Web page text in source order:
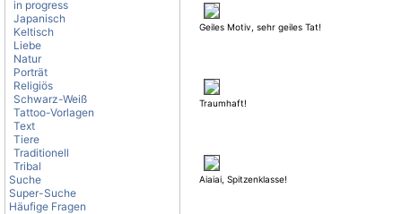
in progress
Japanisch
Keltisch
Liebe
Natur
Porträt
Religiös
Schwarz-Weiß
Tattoo-Vorlagen
Text
Tiere
Traditionell
Tribal
Suche
Super-Suche
Häufige Fragen
Geiles Motiv, sehr geiles Tat!
Traumhaft!
Aiaiai, Spitzenklasse!